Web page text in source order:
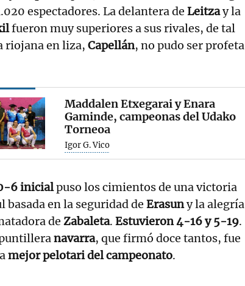
espectadores. La delantera de Leitzay la
fueron muy superiores a sus rivales, de tal
riojana en liza, Capellán, no pudo ser profeta
Maddalen Etxegarai y Enara
Gaminde, campeonas del Udako
Torneoa
Igor G. Vico
6 inicialpuso los cimientos de una victoria
basada en la seguridad deErasuny la alegría
deZabaleta.Estuvieron 4-16 y 5-19.
navarra, que firmó doce tantos, fue
mejor pelotari del campeonato.